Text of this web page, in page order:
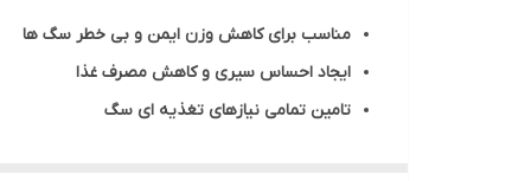
محصول کشور
مناسب برای کاهش وزن ایمن و بی خطر سگ ها
ایجاد احساس سیری و کاهش مصرف غذا
تامین تمامی نیازهای تغذیه ای سگ